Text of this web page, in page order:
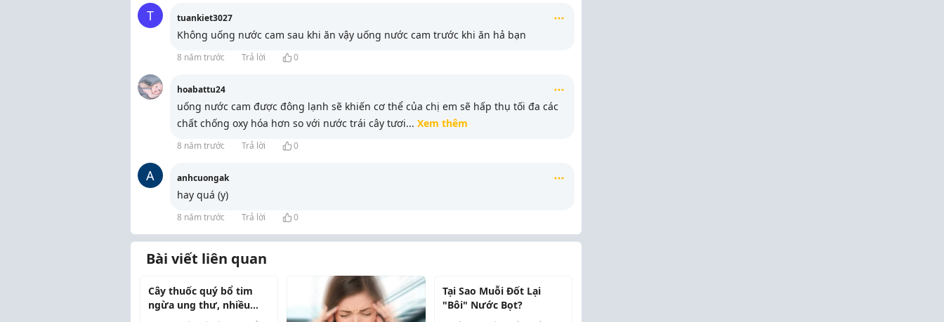
T tuankiet3027
Không uống nước cam sau khi ăn vậy uống nước cam trước khi ăn hả bạn
8 năm trước Trả lời 0
hoabattu24
uống nước cam được đông lạnh sẽ khiến cơ thể của chị em sẽ hấp thụ tối đa các
chất chống oxy hóa hơn so với nước trái cây tươi... Xem thêm
8 năm trước Trả lời 0
A anhcuongak
hay quá (y)
8 năm trước Trả lời 0
Bài viết liên quan
Cây thuốc quý bổ tim
ngừa ung thư, nhiều
người lại chỉ trồng làm
Tại Sao Muỗi Đốt Lại
"Bôi" Nước Bọt?